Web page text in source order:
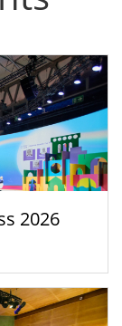
2026